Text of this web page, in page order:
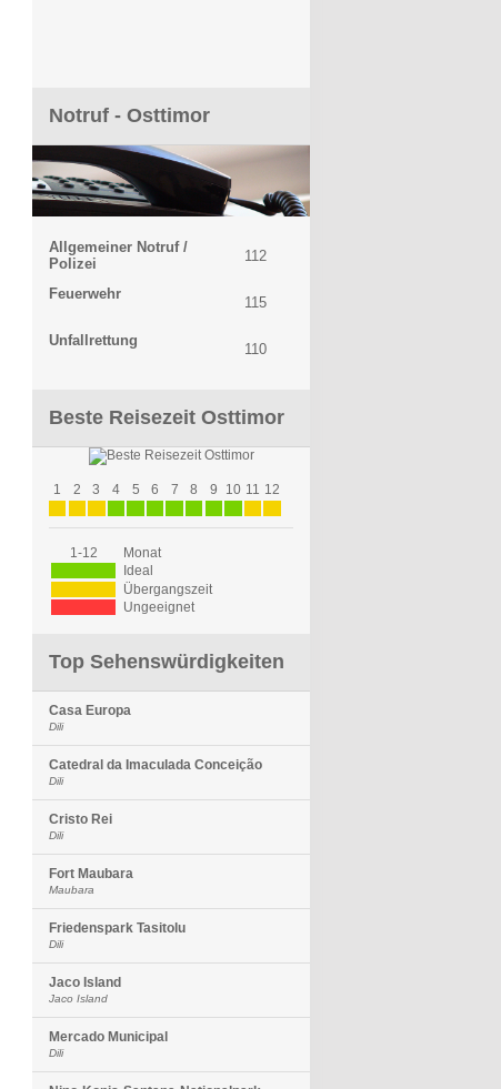
Notruf - Osttimor
Allgemeiner Notruf /
Polizei
112
Feuerwehr
115
Unfallrettung
110
Beste Reisezeit Osttimor
1 2 3 4 5 6 7 8 9 10 11 12
1-12
Monat
Ideal
Übergangszeit
Ungeeignet
Top Sehenswürdigkeiten
Casa Europa
Dili
Catedral da Imaculada Conceição
Dili
Cristo Rei
Dili
Fort Maubara
Maubara
Friedenspark Tasitolu
Dili
Jaco Island
Jaco Island
Mercado Municipal
Dili